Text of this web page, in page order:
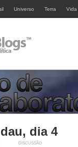
Universo Terra Vida
dia 4
DISCUSSÃO